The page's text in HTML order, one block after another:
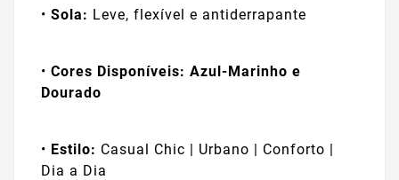
• Sola: Leve, flexível e antiderrapante
• Cores Disponíveis: Azul-Marinho e
Dourado
• Estilo: Casual Chic | Urbano | Conforto |
Dia a Dia